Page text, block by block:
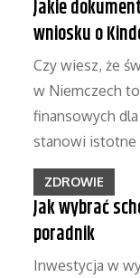
Jakie
wniosku o
Czy wiesz, że
w Niemczech
finansowych
stanowi istotne
ZDROWIE
Jak wybrać
poradnik
Inwestycja w